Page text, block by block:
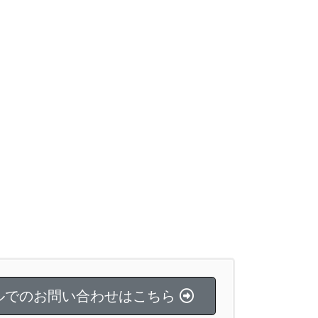
のお問い合わせはこちら